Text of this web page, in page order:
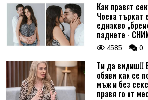
Как правят
Чоева търкат
еднакво
паднете -
4585 0
Ти да видиш!!
обяви как се
мъж и без
правя го от